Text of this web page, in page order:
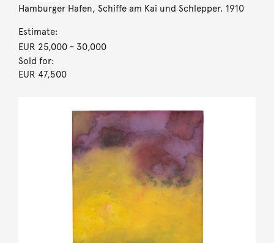
Hamburger Hafen, Schiffe am Kai und Schlepper. 1910
Estimate:
EUR 25,000- 30,000
Sold for:
EUR 47,500